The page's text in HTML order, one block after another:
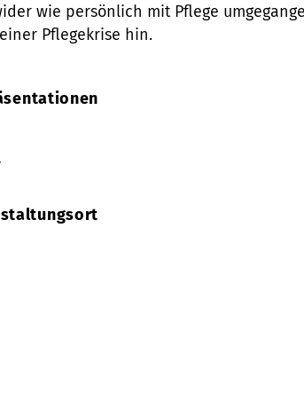
wie persönlich mit Pflege
Pflegekrise hin.